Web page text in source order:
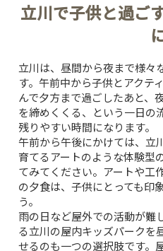
MENU
SNS
NEWS
MOVIE
ACCESS /
立川で子供と過ご
立川は、昼間から夜まで様々
す。午前中から子供とアクテ
んで夕方まで過ごしたあと、
を締めくくる、という一日の
残りやすい時間になります。
午前から午後にかけては、 立
育てるアートのような体験型
てみてください。アートや工
の夕食は、子供にとっても印
う。
雨の日など屋外での活動が難
る立川の屋内キッズパークを
せるのも一つの選択肢です。